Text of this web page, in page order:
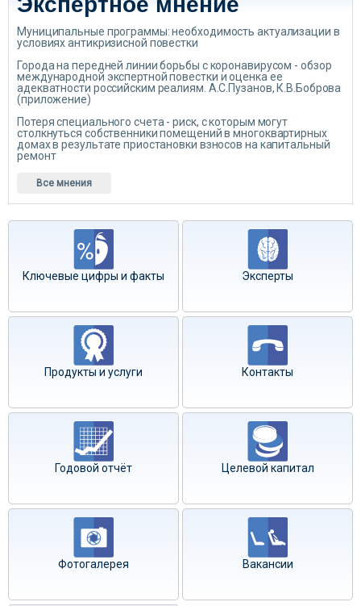
Муниципальные программы: необходимость актуализации в
условиях антикризисной повестки
Города на передней линии борьбы с коронавирусом - обзор
международной экспертной повестки и оценка ее
адекватности российским реалиям. А.С.Пузанов, К.В.Боброва
(приложение)
Потеря специального счета - риск, с которым могут
столкнуться собственники помещений в многоквартирных
домах в результате приостановки взносов на капитальный
ремонт
Все мнения
Ключевые цифры и факты Эксперты
Продукты и услуги Контакты
Годовой отчёт Целевой капитал
Фотогалерея Вакансии